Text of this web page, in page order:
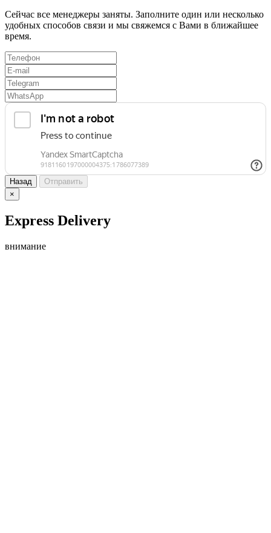
Сейчас все менеджеры заняты. Заполните один или несколько
удобных способов связи и мы свяжемся с Вами в ближайшее
время.
Назад
Отправить
×
Express Delivery
внимание